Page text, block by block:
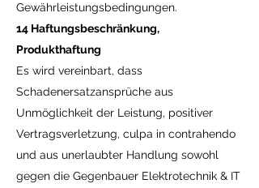
Gewährleistungsbedingungen.
14 Haftungsbeschränkung,
Produkthaftung
Es wird vereinbart, dass
Schadenersatzansprüche aus
Unmöglichkeit der Leistung, positiver
Vertragsverletzung, culpa in contrahendo
und aus unerlaubter Handlung sowohl
gegen die Gegenbauer Elektrotechnik & IT